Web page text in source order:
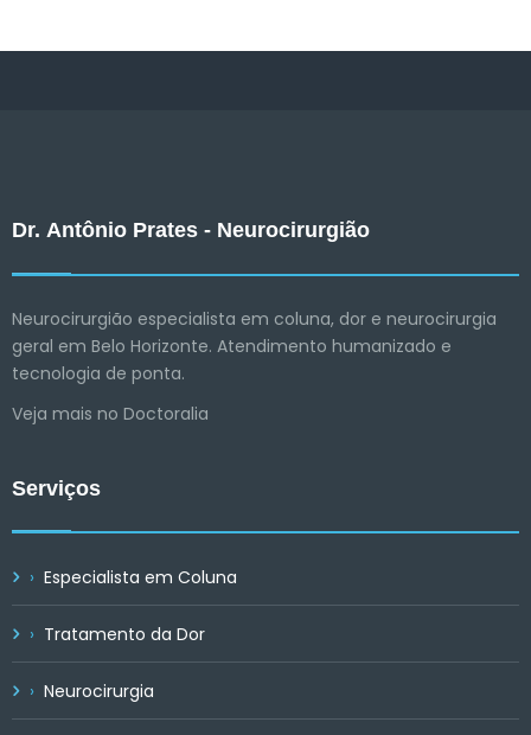
Dr. Antônio Prates - Neurocirurgião
Neurocirurgião especialista em coluna, dor e neurocirurgia
geral em Belo Horizonte. Atendimento humanizado e
tecnologia de ponta.
Veja mais no Doctoralia
Serviços
Especialista em Coluna
Tratamento da Dor
Neurocirurgia